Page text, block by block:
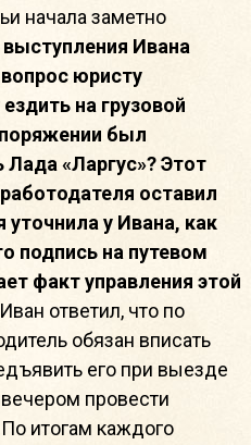
начала заметно
Ивана
юристу
на грузовой
был
«Ларгус»? Этот
оставил
уточнила у Ивана, как
подпись на путевом
факт управления этой
Иван ответил, что по
обязан вписать
его при выезде
провести
итогам каждого